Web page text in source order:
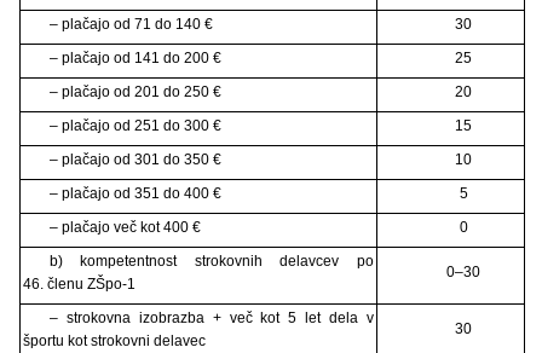
– plačajo od 71 do 140 €
30
– plačajo od 141 do 200 €
25
– plačajo od 201 do 250 €
20
– plačajo od 251 do 300 €
15
– plačajo od 301 do 350 €
10
– plačajo od 351 do 400 €
5
– plačajo več kot 400 €
0
b) kompetentnost strokovnih delavcev po
46. členu ZŠpo-1
0–30
– strokovna izobrazba + več kot 5 let dela v
športu kot strokovni delavec
30